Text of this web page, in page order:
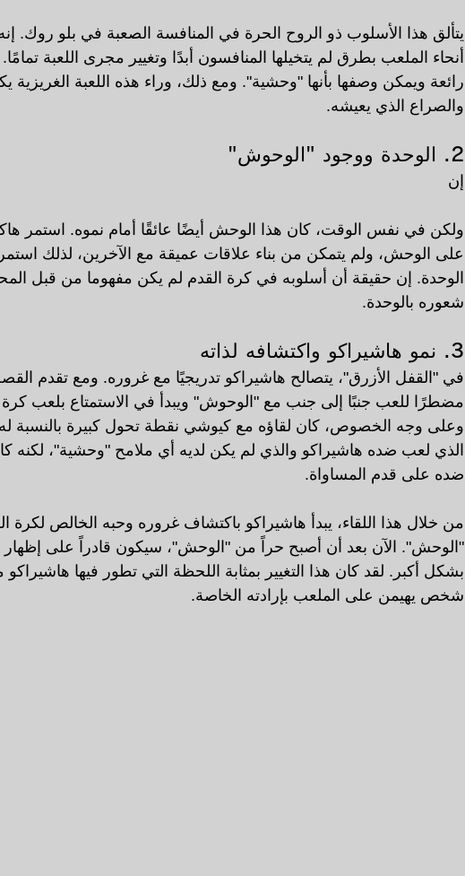
يتألق هذا الأسلوب ذو الروح الحرة في المنافسة الصعبة في بلو روك.
أنحاء الملعب بطرق لم يتخيلها المنافسون أبدًا وتغيير مجرى اللعبة
رائعة ويمكن وصفها بأنها "وحشية". ومع ذلك، وراء هذه اللعبة
والصراع الذي يعيشه.
2. الوحدة ووجود "الوحوش"
إن
ولكن في نفس الوقت، كان هذا الوحش أيضًا عائقًا أمام نموه. استمر
على الوحش، ولم يتمكن من بناء علاقات عميقة مع الآخرين، لذلك
الوحدة. إن حقيقة أن أسلوبه في كرة القدم لم يكن مفهوما من قبل
شعوره بالوحدة.
3. نمو هاشيراكو واكتشافه لذاته
في "القفل الأزرق"، يتصالح هاشيراكو تدريجيًا مع غروره. ومع تقدم
مضطرًا للعب جنبًا إلى جنب مع "الوحوش" ويبدأ في الاستمتاع بلعب
وعلى وجه الخصوص، كان لقاؤه مع كيوشي نقطة تحول كبيرة بالنسبة له.
الذي لعب ضده هاشيراكو والذي لم يكن لديه أي ملامح "وحشية"، لكنه
ضده على قدم المساواة.
من خلال هذا اللقاء، يبدأ هاشيراكو باكتشاف غروره وحبه الخالص لكرة
"الوحش". الآن بعد أن أصبح حراً من "الوحش"، سيكون قادراً على إظهار
بشكل أكبر. لقد كان هذا التغيير بمثابة اللحظة التي تطور فيها
شخص يهيمن على الملعب بإرادته الخاصة.